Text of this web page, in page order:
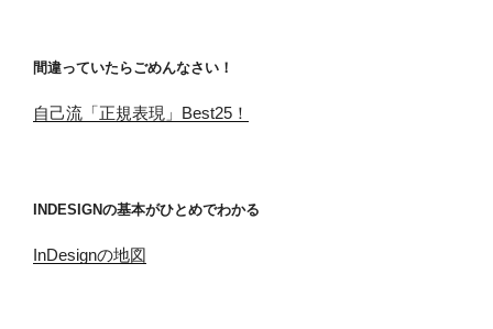
間違っていたらごめんなさい！
自己流「正規表現」Best25！
INDESIGNの基本がひとめでわかる
InDesignの地図